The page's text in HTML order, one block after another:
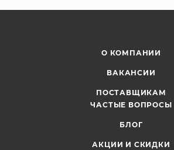
О КОМПАНИИ
ВАКАНСИИ
ПОСТАВЩИКАМ
ЧАСТЫЕ ВОПРОСЫ
БЛОГ
АКЦИИ И СКИДКИ